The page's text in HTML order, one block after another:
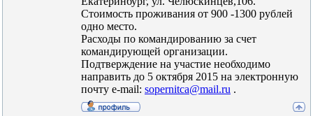
Стоимость проживания от 900 -1300 рублей
одно место.
Расходы по командированию за счет
командирующей организации.
Подтверждение на участие необходимо
направить до 5 октября 2015 на электронную
почту e-mail: sopernitca@mail.ru .